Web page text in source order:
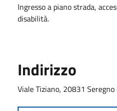
Ingresso a piano strada,
disabilità.
Indirizzo
Viale Tiziano, 20831